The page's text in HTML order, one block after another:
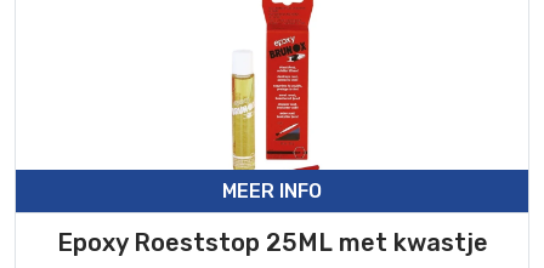
MEER INFO
Epoxy Roeststop 25ML met kwastje